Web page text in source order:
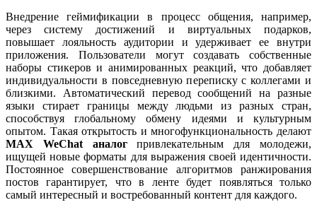
Внедрение геймификации в процесс общения, например,
через систему достижений и виртуальных подарков,
повышает лояльность аудитории и удерживает ее внутри
приложения. Пользователи могут создавать собственные
наборы стикеров и анимированных реакций, что добавляет
индивидуальности в повседневную переписку с коллегами и
близкими. Автоматический перевод сообщений на разные
языки стирает границы между людьми из разных стран,
способствуя глобальному обмену идеями и культурным
опытом. Такая открытость и многофункциональность делают
MAX WeChat аналогпривлекательным для молодежи,
ищущей новые форматы для выражения своей идентичности.
Постоянное совершенствование алгоритмов ранжирования
постов гарантирует, что в ленте будет появляться только
самый интересный и востребованный контент для каждого.